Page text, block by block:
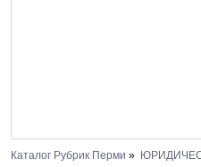
Каталог Рубрик Перми »